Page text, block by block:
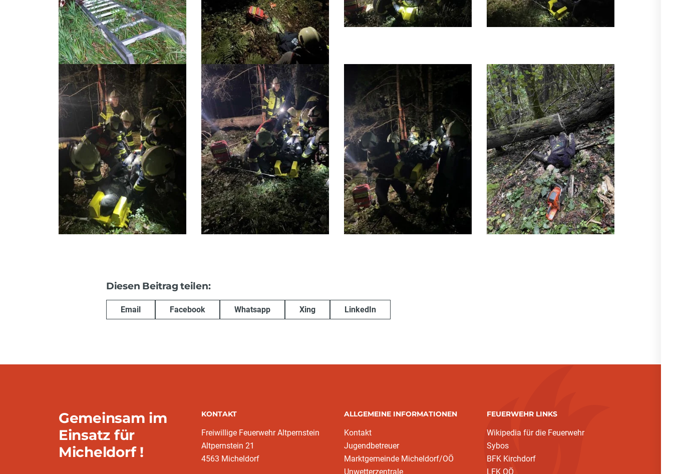
Diesen Beitrag teilen:
Email Facebook Whatsapp Xing LinkedIn
Gemeinsam im
Einsatz für
Micheldorf !
KONTAKT
Freiwillige Feuerwehr Altpernstein
Altpernstein 21
4563 Micheldorf
ALLGEMEINE INFORMATIONEN
Kontakt
Jugendbetreuer
Marktgemeinde Micheldorf/OÖ
Unwetterzentrale
FEUERWEHR LINKS
Wikipedia für die Feuerwehr
Sybos
BFK Kirchdorf
LFK OÖ